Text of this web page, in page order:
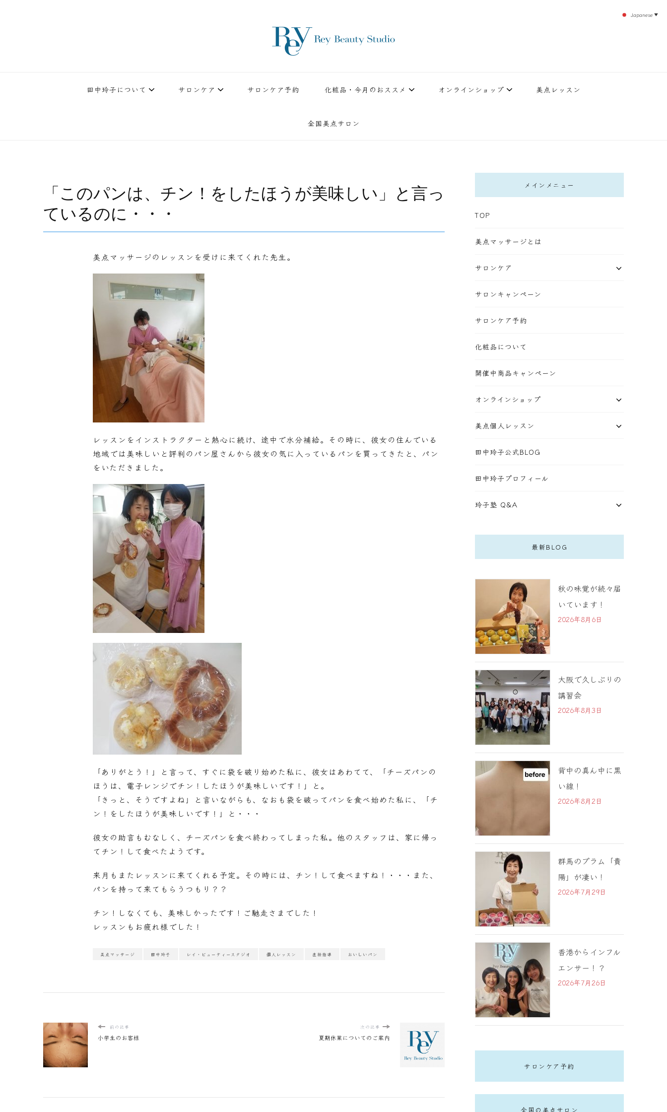
田中玲子について サロンケア サロンケア予約 化粧品・今月のおススメ オンラインショップ 美点レッスン
全国美点サロン
「このパンは、チン！をしたほうが美味しい」と言っ
ているのに・・・
美点マッサージのレッスンを受けに来てくれた先生。
レッスンをインストラクターと熱心に続け、途中で水分補給。その時に、彼女の住んでいる
地域では美味しいと評判のパン屋さんから彼女の気に入っているパンを買ってきたと、パン
をいただきました。
「ありがとう！」と言って、すぐに袋を破り始めた私に、彼女はあわてて、「チーズパンの
ほうは、電子レンジでチン！したほうが美味しいです！」と。
「きっと、そうですよね」と言いながらも、なおも袋を破ってパンを食べ始めた私に、「チ
ン！をしたほうが美味しいです！」と・・・
彼女の助言もむなしく、チーズパンを食べ終わってしまった私。他のスタッフは、家に帰っ
てチン！して食べたようです。
来月もまたレッスンに来てくれる予定。その時には、チン！して食べますね！・・・また、
パンを持って来てもらうつもり？？
チン！しなくても、美味しかったです！ご馳走さまでした！
レッスンもお疲れ様でした！
美点マッサージ 田中玲子 レイ・ビューティースタジオ 個人レッスン 直接指導 おいしいパン
前の記事
小学生のお客様
次の記事
夏期休業についてのご案内
メインメニュー
TOP
美点マッサージとは
サロンケア
サロンキャンペーン
サロンケア予約
化粧品について
開催中商品キャンペーン
オンラインショップ
美点個人レッスン
田中玲子公式BLOG
田中玲子プロフィール
玲子塾 Q&A
最新BLOG
秋の味覚が続々届
いています！
2026年8月6日
大阪で久しぶりの
講習会
2026年8月3日
背中の真ん中に黒
い線！
2026年8月2日
群馬のプラム「貴
陽」が凄い！
2026年7月29日
香港からインフル
エンサー！？
2026年7月26日
サロンケア予約
全国の美点サロン
Japanese ▼